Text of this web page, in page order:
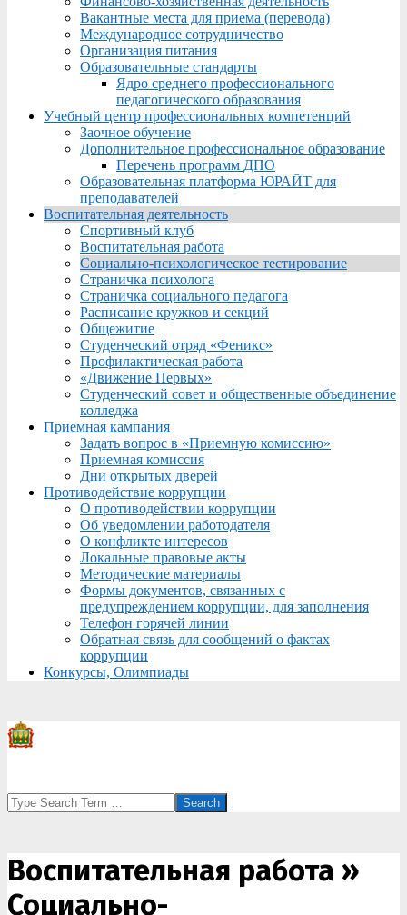
Вакантные места для приема (перевода)
Международное сотрудничество
Организация питания
Образовательные стандарты
Ядро среднего профессионального
педагогического образования
Учебный центр профессиональных компетенций
Заочное обучение
Дополнительное профессиональное образование
Перечень программ ДПО
Образовательная платформа ЮРАЙТ для
преподавателей
Воспитательная деятельность
Спортивный клуб
Воспитательная работа
Социально-психологическое тестирование
Страничка психолога
Страничка социального педагога
Расписание кружков и секций
Общежитие
Студенческий отряд «Феникс»
Профилактическая работа
«Движение Первых»
Студенческий совет и общественные объединение
колледжа
Приемная кампания
Задать вопрос в «Приемную комиссию»
Приемная комиссия
Дни открытых дверей
Противодействие коррупции
О противодействии коррупции
Об уведомлении работодателя
О конфликте интересов
Локальные правовые акты
Методические материалы
Формы документов, связанных с
предупреждением коррупции, для заполнения
Телефон горячей линии
Обратная связь для сообщений о фактах
коррупции
Конкурсы, Олимпиады
Search
Воспитательная работа »
Социально-